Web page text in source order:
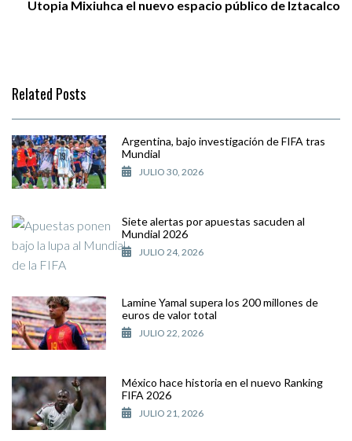
Utopia Mixiuhca el nuevo espacio público de Iztacalco
Related Posts
Argentina, bajo investigación de FIFA tras
Mundial
JULIO 30, 2026
Siete alertas por apuestas sacuden al
Mundial 2026
JULIO 24, 2026
Lamine Yamal supera los 200 millones de
euros de valor total
JULIO 22, 2026
México hace historia en el nuevo Ranking
FIFA 2026
JULIO 21, 2026